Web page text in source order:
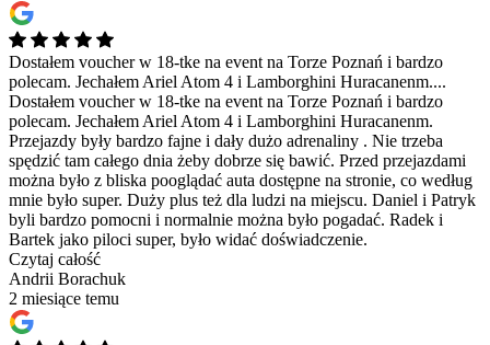
Dostałem voucher w 18-tke na event na Torze Poznań i bardzo
polecam. Jechałem Ariel Atom 4 i Lamborghini Huracanenm....
Dostałem voucher w 18-tke na event na Torze Poznań i bardzo
polecam. Jechałem Ariel Atom 4 i Lamborghini Huracanenm.
Przejazdy były bardzo fajne i dały dużo adrenaliny . Nie trzeba
spędzić tam całego dnia żeby dobrze się bawić. Przed przejazdami
można było z bliska pooglądać auta dostępne na stronie, co według
mnie było super. Duży plus też dla ludzi na miejscu. Daniel i Patryk
byli bardzo pomocni i normalnie można było pogadać. Radek i
Bartek jako piloci super, było widać doświadczenie.
Czytaj całość
Andrii Borachuk
2 miesiące temu